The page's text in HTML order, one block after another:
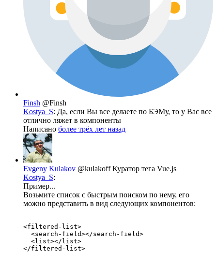
Finsh @Finsh
Kostya_S: Да, если Вы все делаете по БЭМу, то у Вас все
отлично ляжет в компоненты
Написано более трёх лет назад
Evgeny Kulakov @kulakoffКуратор тега Vue.js
Kostya_S:
Пример...
Возьмите список с быстрым поиском по нему, его
можно представить в вид следующих компонентов:
<filtered-list>
  <search-field></search-field>
  <list></list>
</filtered-list>